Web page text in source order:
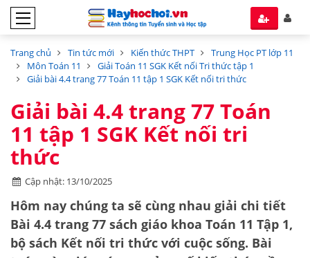
Trang chủ Tin tức mới Kiến thức THPT
Trung Học PT lớp 11
Môn Toán 11
Giải Toán 11 SGK Kết nối Tri thức tập 1
Giải bài 4.4 trang 77 Toán 11 tập 1 SGK Kết nối tri thức
Giải bài 4.4 trang 77 Toán
11 tập 1 SGK Kết nối tri
thức
Cập nhật: 13/10/2025
Hôm nay chúng ta sẽ cùng nhau giải chi tiết
Bài 4.4 trang 77 sách giáo khoa Toán 11 Tập 1,
bộ sách Kết nối tri thức với cuộc sống. Bài